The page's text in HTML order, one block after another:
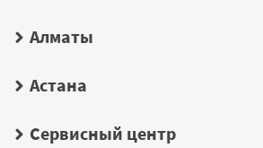
Алматы
Астана
Сервисный центр